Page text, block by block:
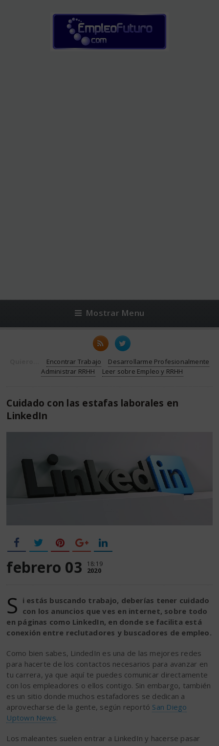
Mostrar Menu
Encontrar Trabajo
Desarrollarme Profesionalmente
Administrar RRHH
Leer sobre Empleo y RRHH
Cuidado con las estafas laborales en
LinkedIn
febrero 03 18:19
2020
S i estás buscando trabajo, deberías tener cuidado
con los anuncios que ves en internet, sobre todo
en páginas como LinkedIn, en donde se facilita está
conexión entre reclutadores y buscadores de empleo.
Como bien sabes, LindedIn es una de las mejores redes
para hacerte de los contactos necesarios para avanzar en
tu carrera, ya que aquí te puedes comunicar directamente
con los empleadores o ellos contigo. Sin embargo, también
es un sitio donde muchos estafadores se dedican a
aprovecharse de la gente, según reportó San Diego
Uptown News.
Los maleantes suelen entrar a LinkedIn y hacerse pasar